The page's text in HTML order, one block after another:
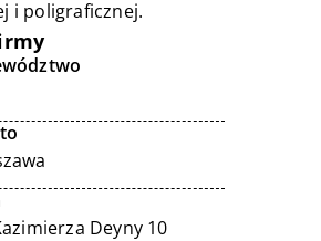
i poligraficznej.
Deyny 10